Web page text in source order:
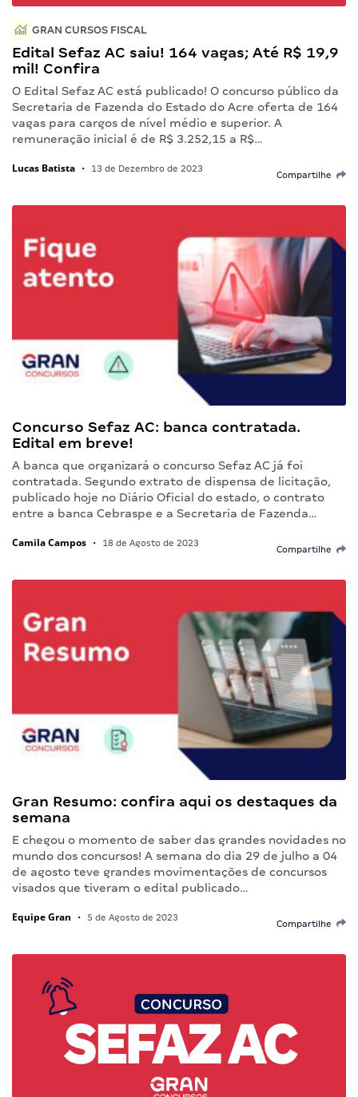
GRAN CURSOS FISCAL
Edital Sefaz AC saiu! 164 vagas; Até R$ 19,9
mil! Confira
O Edital Sefaz AC está publicado! O concurso público da
Secretaria de Fazenda do Estado do Acre oferta de 164
vagas para cargos de nível médio e superior. A
remuneração inicial é de R$ 3.252,15 a R$…
Lucas Batista • 13 de Dezembro de 2023
Compartilhe
Concurso Sefaz AC: banca contratada.
Edital em breve!
A banca que organizará o concurso Sefaz AC já foi
contratada. Segundo extrato de dispensa de licitação,
publicado hoje no Diário Oficial do estado, o contrato
entre a banca Cebraspe e a Secretaria de Fazenda…
Camila Campos • 18 de Agosto de 2023
Compartilhe
Gran Resumo: confira aqui os destaques da
semana
E chegou o momento de saber das grandes novidades no
mundo dos concursos! A semana do dia 29 de julho a 04
de agosto teve grandes movimentações de concursos
visados que tiveram o edital publicado…
Equipe Gran • 5 de Agosto de 2023
Compartilhe